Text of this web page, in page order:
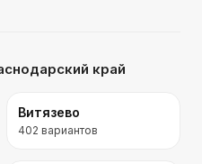
край
Витязево
402 вариантов